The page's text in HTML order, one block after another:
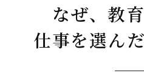
なぜ、教
仕事を選ん